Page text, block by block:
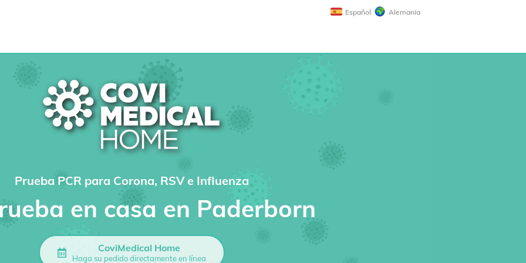
Español Alemania
Prueba PCR para Corona, RSV e Influenza
en casa en Paderborn
CoviMedical Home
Haga su pedido directamente en línea